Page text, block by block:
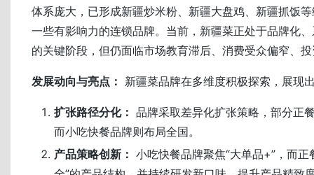
体系庞大，已形成新疆炒米粉、新疆大盘鸡、新疆抓饭
一些有影响力的连锁品牌。当前，新疆菜正处于品牌化
的关键阶段，但仍面临市场教育滞后、消费受众偏窄、
发展动向与亮点： 新疆菜品牌在多维度积极探索，展现
扩张路径分化： 品牌采取差异化扩张策略，部分正
而小吃快餐品牌则布局全国。
产品策略创新： 小吃快餐品牌聚焦“大单品+”，而正